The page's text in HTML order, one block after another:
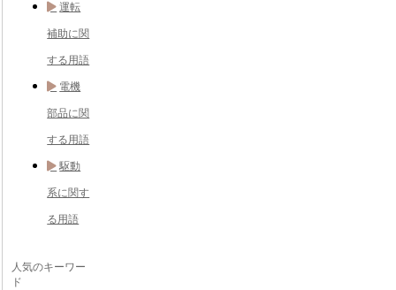
運転
補助に関
する用語
電機
部品に関
する用語
駆動
系に関す
る用語
人気のキーワー
ド